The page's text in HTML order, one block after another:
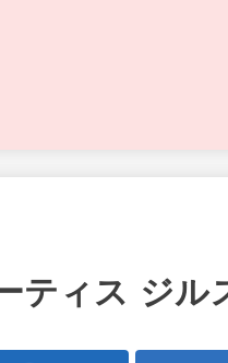
ティス ジル